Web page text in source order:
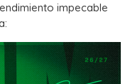
impecable